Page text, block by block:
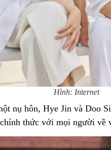
Hình: Internet
nụ hôn, Hye Jin và Doo
thức với mọi người về